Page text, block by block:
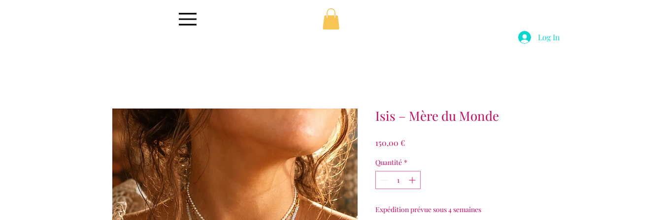
Log In
Isis – Mère du Monde
150,00 €Prix
Quantité *
Expédition prévue sous 4 semaines